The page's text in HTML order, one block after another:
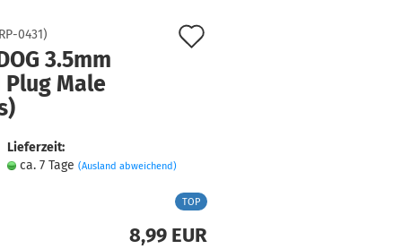
RP-0431)
3.5mm
Plug Male
Lieferzeit:
ca. 7 Tage (Ausland abweichend)
TOP
8,99 EUR